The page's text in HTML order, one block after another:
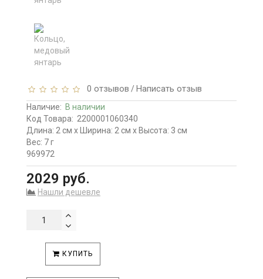
0 отзывов / Написать отзыв
Наличие: В наличии
Код Товара: 2200001060340
Длина: 2 см x Ширина: 2 см x Высота: 3 см
Вес: 7 г
969972
2029 руб.
Нашли дешевле
КУПИТЬ